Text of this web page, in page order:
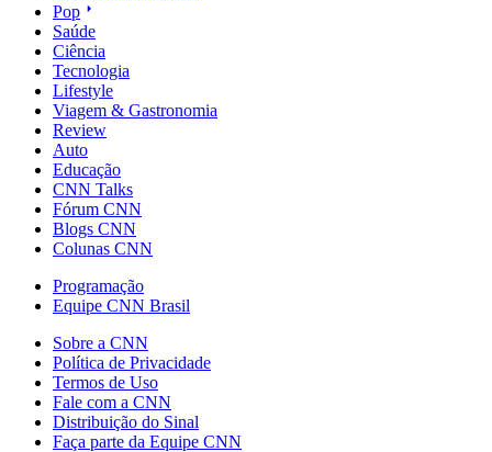
Pop
Saúde
Ciência
Tecnologia
Lifestyle
Viagem & Gastronomia
Review
Auto
Educação
CNN Talks
Fórum CNN
Blogs CNN
Colunas CNN
Programação
Equipe CNN Brasil
Sobre a CNN
Política de Privacidade
Termos de Uso
Fale com a CNN
Distribuição do Sinal
Faça parte da Equipe CNN